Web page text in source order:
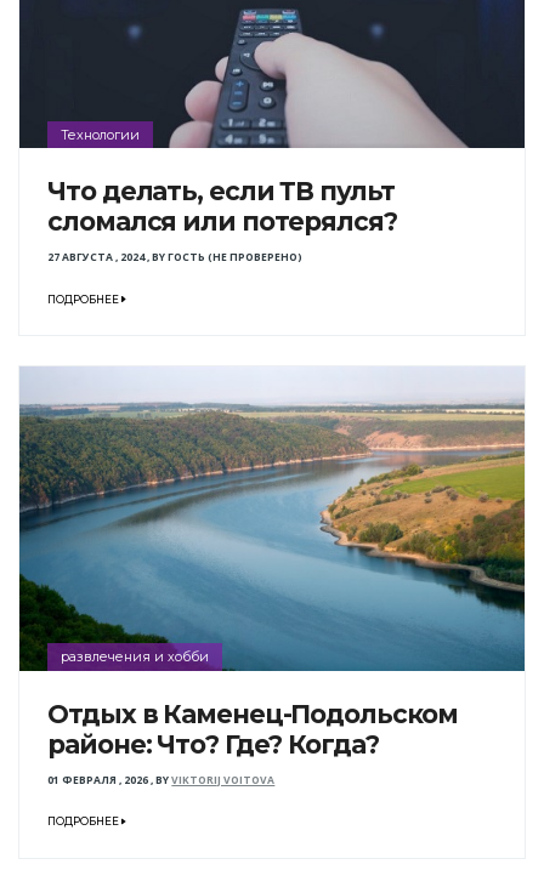
Технологии
Что делать, если ТВ пульт
сломался или потерялся?
27 АВГУСТА , 2024,BYГОСТЬ (НЕ ПРОВЕРЕНО)
ПОДРОБНЕЕ
развлечения и хобби
Отдых в Каменец-Подольском
районе: Что? Где? Когда?
01 ФЕВРАЛЯ , 2026,BYVIKTORIJ VOITOVA
ПОДРОБНЕЕ